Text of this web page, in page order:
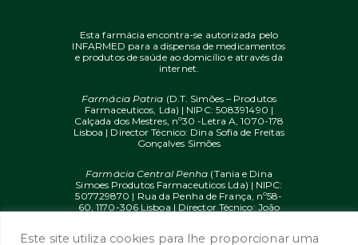
Esta farmácia encontra-se autorizada pelo
INFARMED para a dispensa de medicamentos
e produtos de saúde ao domicílio e através da
internet.
Farmácia Patria (D.T. Simões – Produtos
Farmaceuticos, Lda) | NIPC: 508391490 |
Calçada dos Mestres, nº30 -Letra A, 1070-178
Lisboa | Director Técnico: Dina Sofia de Freitas
Gonçalves Simões
Farmácia Central Penha (Tania e Dina
Simoes Produtos Farmaceuticos Lda) | NIPC:
507729870 | Rua da Penha de França, nº58-
60, 1170-306 Lisboa | Director Técnico: João
Este site utiliza cookies para lhe proporcionar uma